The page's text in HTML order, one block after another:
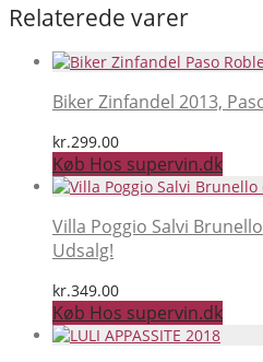
Relaterede varer
Biker Zinfandel 2013,
kr.299.00
Køb Hos supervin.dk
Villa Poggio Salvi
Udsalg!
kr.349.00
Køb Hos supervin.dk